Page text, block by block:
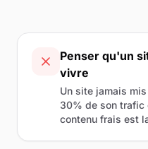
Penser qu'un
vivre
Un site jamais mis
30% de son trafic
contenu frais est